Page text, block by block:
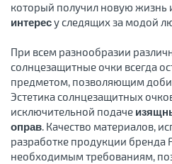
который получил новую жизнь
интересу следящих за модой
При всем разнообразии
солнцезащитные очки всегда
предметом, позволяющим
Эстетика солнцезащитных
исключительной подаче
оправ. Качество материалов,
разработке продукции бренда
необходимым требованиям,